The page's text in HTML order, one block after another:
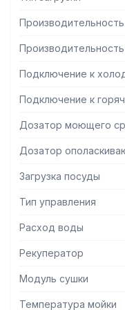
Подключение к
Подключение к
Дозатор моющего
Дозатор
Загрузка посуды
Тип управления
Расход воды
Рекуператор
Модуль сушки
Температура мойки